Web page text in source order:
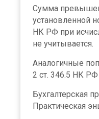
Сумма
установленной
НК РФ при
не учитывается.
Аналогичные
2 ст. 346.5 НК РФ
Бухгалтерская
Практическая